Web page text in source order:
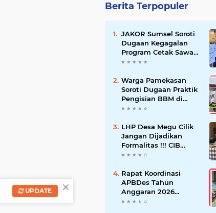
Berita Terpopuler
JAKOR Sumsel Soroti
Dugaan Kegagalan
Program Cetak Sawah
Rp105 Miliar di Ogan
Pertanian Mundur
Warga Pamekasan
Soroti Dugaan Praktik
Pengisian BBM di
SPBU Cem Manis,
Pengawasan
LHP Desa Megu Cilik
Jangan Dijadikan
Formalitas !!! CIB
Desak Inspektorat
dan Hentikan Dugaan
Permainan Oknum
Rapat Koordinasi
APBDes Tahun
Anggaran 2026
Semester II,
×
UPDATE